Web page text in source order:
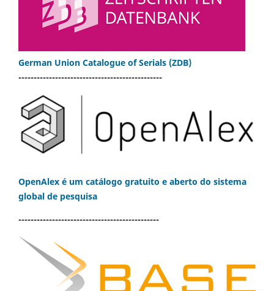
German Union Catalogue of Serials (ZDB)
-----------------------------------------------
OpenAlex é um catálogo gratuito e aberto do sistema
global de pesquisa
----------------------------------------------